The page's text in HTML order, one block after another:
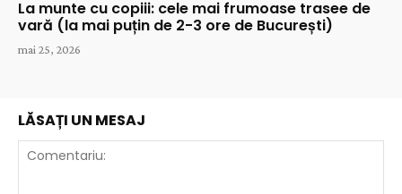
La munte cu copiii: cele mai frumoase trasee de
vară (la mai puțin de 2-3 ore de București)
mai 25, 2026
LĂSAȚI UN MESAJ